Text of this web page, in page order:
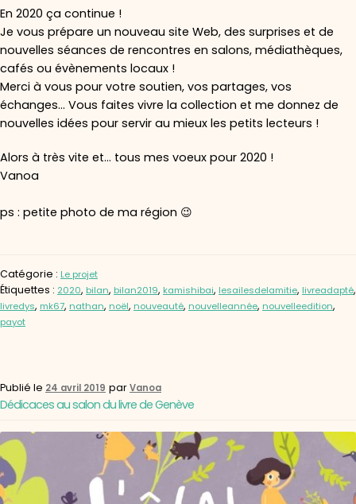
En 2020 ça continue !
Je vous prépare un nouveau site Web, des surprises et de
nouvelles séances de rencontres en salons, médiathèques,
cafés ou évènements locaux !
Merci à vous pour votre soutien, vos partages, vos
échanges… Vous faites vivre la collection et me donnez de
nouvelles idées pour servir au mieux les petits lecteurs !
Alors à très vite et… tous mes voeux pour 2020 !
Vanoa
ps : petite photo de ma région 😉
Catégorie : Le projet
Étiquettes : 2020, bilan, bilan2019, kamishibai, lesailesdelamitie, livreadapté,
livredys, mk67, nathan, noël, nouveauté, nouvelleannée, nouvelleedition,
payot
Publié le 24 avril 2019 parVanoa
Dédicaces au salon du livre de Genève